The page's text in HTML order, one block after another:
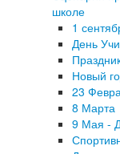
школе
1
День
Новый
23
8 Марта
9 Мая -